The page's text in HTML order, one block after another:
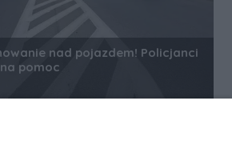
nad pojazdem! Policjanci
pomoc